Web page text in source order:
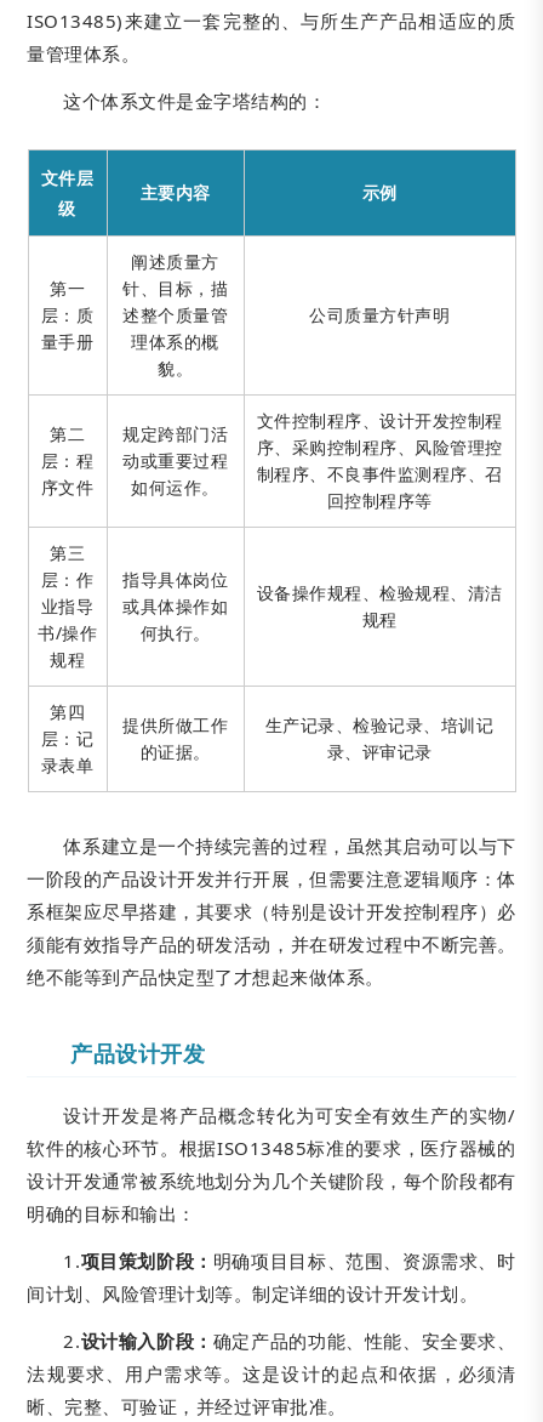
ISO13485)来建立一套完整的、与所生产产品相适应的质
量管理体系。
这个体系文件是金字塔结构的：
文件层
级
主要内容 示例
第一
层：质
量手册
阐述质量方
针、目标，描
述整个质量管
理体系的概
貌。
公司质量方针声明
第二
层：程
序文件
规定跨部门活
动或重要过程
如何运作。
文件控制程序、设计开发控制程
序、采购控制程序、风险管理控
制程序、不良事件监测程序、召
回控制程序等
第三
层：作
业指导
书/操作
规程
指导具体岗位
或具体操作如
何执行。
设备操作规程、检验规程、清洁
规程
第四
层：记
录表单
提供所做工作
的证据。
生产记录、检验记录、培训记
录、评审记录
体系建立是一个持续完善的过程，虽然其启动可以与下
一阶段的产品设计开发并行开展，但需要注意逻辑顺序：体
系框架应尽早搭建，其要求（特别是设计开发控制程序）必
须能有效指导产品的研发活动，并在研发过程中不断完善。
绝不能等到产品快定型了才想起来做体系。
产品设计开发
设计开发是将产品概念转化为可安全有效生产的实物/
软件的核心环节。根据ISO13485标准的要求，医疗器械的
设计开发通常被系统地划分为几个关键阶段，每个阶段都有
明确的目标和输出：
1.项目策划阶段： 明确项目目标、范围、资源需求、时
间计划、风险管理计划等。制定详细的设计开发计划。
2.设计输入阶段： 确定产品的功能、性能、安全要求、
法规要求、用户需求等。这是设计的起点和依据，必须清
晰、完整、可验证，并经过评审批准。